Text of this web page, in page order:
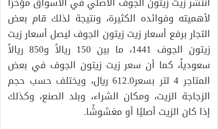
لأهميته وفوائده الكثيرة، ونتيجة لذلك قام بعض
التجار برفع أسعار زيت زيتون الجوف ليصل أسعار زيت
زيتون الجوف 1441، ما بين 150 ريالاً و850 ريالاً
سعودياً، كما أن سعر زيت زيتون الجوف في بعض
المتاجر 4 لتر بسعر612.0 ريال، ويختلف حسب حجم
الزجاجة الزيت، ومكان الشراء، وبلد الصنع، وكذلك
إذا كان الزيت أصليًا أو مغشوشًا.